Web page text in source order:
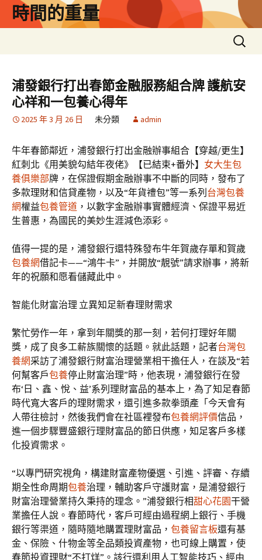
時間的重量
搜
尋
鍵
字:
浦發銀行打出春節金融服務組合牌 護航安
心祥和一包養心得年
2025 年 3 月 26 日 未分類 admin
牛年春節鄰近，浦發銀行打出金融辦事組合【穿越/更生】
紅刺北《用美貌勾結年夜佬》【已結束+番外】 女大生包
養俱樂部牌，在保證假期金融辦事不中斷的同時，發布了
多款理財和信貸產物，以及“年貨禮包”等一系列 台灣包養
網權益包養管道 ，以數字金融辦事實體經濟、保證平易近
生普惠，為國民的美妙生涯減色添彩。
值得一提的是，浦發銀行還特殊發布牛年賀歲存單和賀歲
包養網借記卡——“鴻牛卡”，并開放“靚號”請求辦事，將新
年的祝願和愿看儲藏此中。
智能化財富治理 立異知足新春理財需求
繁忙勞作一年，拿到年關獎的那一刻，若何打理好年關
獎，成了良多工薪族關懷的話題。就此話題，記者台灣包
養網采訪了浦發銀行財富治理營業相干擔任人，在談及“若
何幫客戶包養停止財富治理”時，他表現，浦發銀行在發
布‘日、鑫、悅、益’系列理財富品的基本上，為了知足春節
時代寬大客戶的理財需求，還引進多款拳頭產「今天會有
人帶往檢討，然後我們會在社區裡發布包養網評價信品，
進一個步驟豐盛銀行理財富品的節日供應，知足客戶多樣
化投資需求。
“以專門研究視角，構建財富產物優選、引進、評審、存續
期全性命周期包養治理，輔助客戶守護財富，是浦發銀行
財富治理營業持久秉持的理念。”浦發銀行相甜心花園干營
業擔任人說。春節時代，客戶可經由過程網上銀行、手機
銀行等渠道，隨時隨地購置理財富品， 包養留言板還有基
金、保險、什物金等全品類投資產物，也可線上購置，使
春節投資理財“不打烊”。該行還利用人工智能技巧、經由